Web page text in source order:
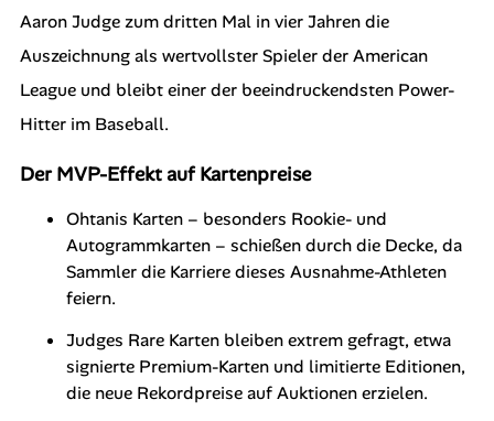
Aaron Judge zum dritten Mal in vier Jahren die
Auszeichnung als wertvollster Spieler der American
League und bleibt einer der beeindruckendsten Power-
Hitter im Baseball.
Der MVP-Effekt auf Kartenpreise
Ohtanis Karten– besonders Rookie- und
Autogrammkarten – schießen durch die Decke, da
Sammler die Karriere dieses Ausnahme-Athleten
feiern.
Judges Rare Kartenbleiben extrem gefragt, etwa
signierte Premium-Karten und limitierte Editionen,
die neue Rekordpreise auf Auktionen erzielen.